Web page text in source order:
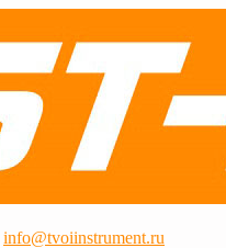
info@tvoiinstrument.ru